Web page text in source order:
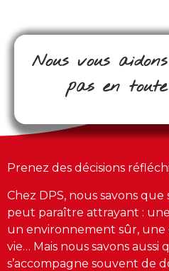
Nous vous
pas en
Prenez des décisions
Chez DPS, nous savons
peut paraître attrayant :
un environnement sûr,
vie… Mais nous savons aussi
s’accompagne souvent de